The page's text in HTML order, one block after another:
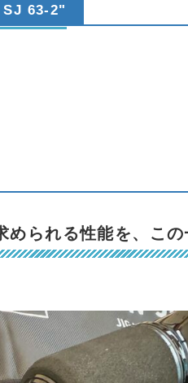
63-2"
られる性能を、この